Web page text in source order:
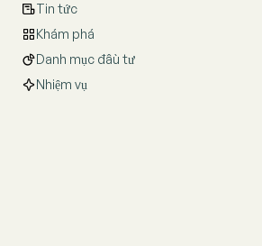
Tin tức
Khám phá
Danh mục đầu tư
Nhiệm vụ